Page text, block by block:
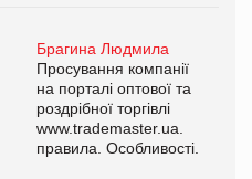
Брагина Людмила
Просування компанії
на порталі оптової та
роздрібної торгівлі
www.trademaster.ua.
правила. Особливості.